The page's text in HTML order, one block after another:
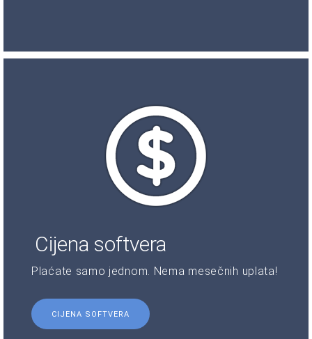
Cijena softvera
Plaćate samo jednom. Nema mesečnih uplata!
CIJENA SOFTVERA